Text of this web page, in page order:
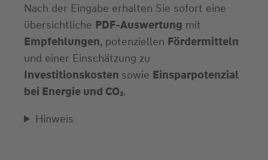
Nach der Eingabe erhalten Sie sofort eine
übersichtliche PDF-Auswertung mit
Empfehlungen, potenziellen Fördermitteln
und einer Einschätzung zu
Investitionskosten sowie Einsparpotenzial
bei Energie und CO₂.
Hinweis